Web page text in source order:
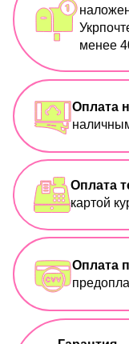
менее
Оплата
Оплата
картой
Оплата